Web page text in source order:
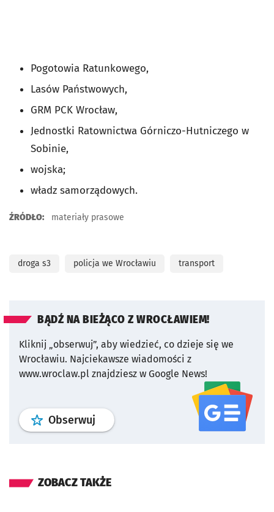
Pogotowia Ratunkowego,
Lasów Państwowych,
GRM PCK Wrocław,
Jednostki Ratownictwa Górniczo-Hutniczego w
Sobinie,
wojska;
władz samorządowych.
ŹRÓDŁO: materiały prasowe
droga s3 policja we Wrocławiu transport
BĄDŹ NA BIEŻĄCO Z WROCŁAWIEM!
Kliknij „obserwuj”, aby wiedzieć, co dzieje się we
Wrocławiu. Najciekawsze wiadomości z
www.wroclaw.pl znajdziesz w Google News!
Obserwuj profil serwisu
ZOBACZ TAKŻE